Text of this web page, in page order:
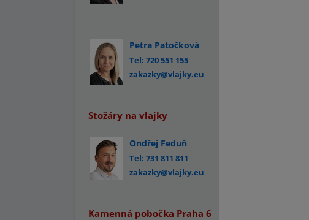
Petra Patočková
Tel: 720 551 155
zakazky@vlajky.eu
Stožáry na vlajky
Ondřej Feduň
Tel: 731 811 811
zakazky@vlajky.eu
Kamenná pobočka Praha 6